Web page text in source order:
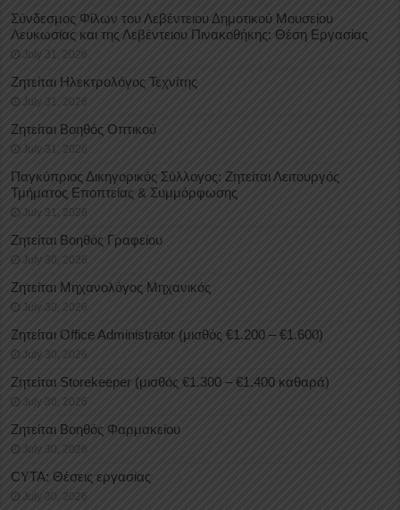
Σύνδεσμος Φίλων του Λεβέντειου Δημοτικού Μουσείου
Λευκωσίας και της Λεβέντειου Πινακοθήκης: Θέση Εργασίας
July 31, 2026
Ζητείται Ηλεκτρολόγος Τεχνίτης
July 31, 2026
Ζητείται Βοηθός Οπτικού
July 31, 2026
Παγκύπριος Δικηγορικός Σύλλογος: Ζητείται Λειτουργός
Τμήματος Εποπτείας & Συμμόρφωσης
July 31, 2026
Ζητείται Βοηθός Γραφείου
July 30, 2026
Ζητείται Μηχανολόγος Μηχανικός
July 30, 2026
Ζητείται Office Administrator (μισθός €1.200 – €1.600)
July 30, 2026
Ζητείται Storekeeper (μισθός €1.300 – €1.400 καθαρά)
July 30, 2026
Ζητείται Βοηθός Φαρμακείου
July 30, 2026
CYTA: Θέσεις εργασίας
July 30, 2026